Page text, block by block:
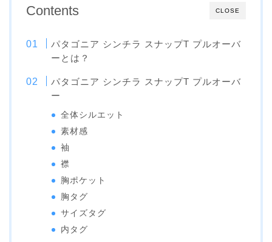
CLOSE
Contents
パタゴニア シンチラ スナップT プルオーバ
ーとは？
パタゴニア シンチラ スナップT プルオーバ
ー
全体シルエット
素材感
袖
襟
胸ポケット
胸タグ
サイズタグ
内タグ